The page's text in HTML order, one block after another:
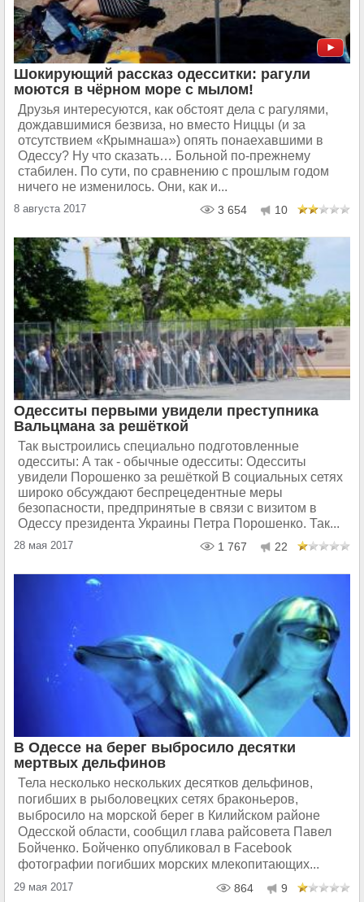
Шокирующий рассказ одесситки: рагули
моются в чёрном море с мылом!
Друзья интересуются, как обстоят дела с рагулями,
дождавшимися безвиза, но вместо Ниццы (и за
отсутствием «Крымнаша») опять понаехавшими в
Одессу? Ну что сказать… Больной по-прежнему
стабилен. По сути, по сравнению с прошлым годом
ничего не изменилось. Они, как и...
8 августа 2017 3 654 10
Одесситы первыми увидели преступника
Вальцмана за решёткой
Так выстроились специально подготовленные
одесситы: А так - обычные одесситы: Одесситы
увидели Порошенко за решёткой В социальных сетях
широко обсуждают беспрецедентные меры
безопасности, предпринятые в связи с визитом в
Одессу президента Украины Петра Порошенко. Так...
28 мая 2017 1 767 22
В Одессе на берег выбросило десятки
мертвых дельфинов
Тела несколько нескольких десятков дельфинов,
погибших в рыболовецких сетях браконьеров,
выбросило на морской берег в Килийском районе
Одесской области, сообщил глава райсовета Павел
Бойченко. Бойченко опубликовал в Facebook
фотографии погибших морских млекопитающих...
29 мая 2017 864 9